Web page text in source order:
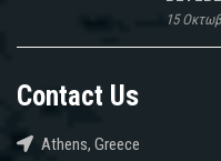
15
Contact Us
Athens, Greece